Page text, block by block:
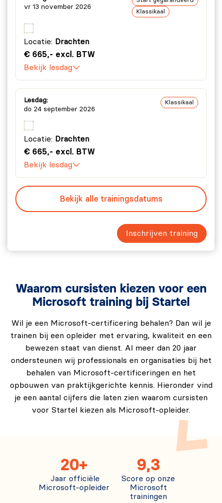
vr 13 november 2026
Klassikaal
Locatie: Drachten
€ 665,- excl. BTW
Bekijk lesdag
Lesdag:
do 24 september 2026
Klassikaal
Locatie: Drachten
€ 665,- excl. BTW
Bekijk lesdag
Bekijk alle trainingsdatums
Inschrijven training
Waarom cursisten kiezen voor een
Microsoft training bij Startel
Wil je een Microsoft-certificering behalen? Dan wil je
trainen bij een opleider met ervaring, kwaliteit en een
bewezen staat van dienst. Al meer dan 20 jaar
ondersteunen wij professionals en organisaties bij het
behalen van Microsoft-certificeringen en het
opbouwen van praktijkgerichte kennis. Hieronder vind
je een aantal cijfers die laten zien waarom cursisten
voor Startel kiezen als Microsoft-opleider.
20+
Jaar officiële
Microsoft-opleider
9,3
Score op onze
Microsoft
trainingen